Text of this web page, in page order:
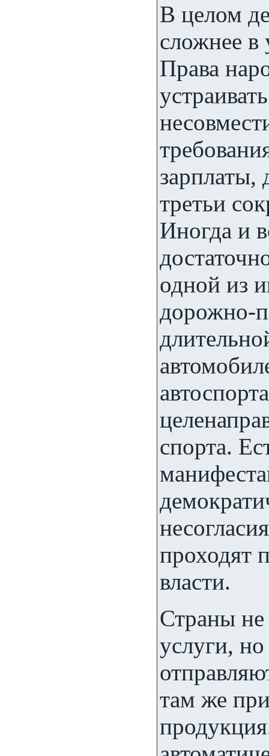
В целом
сложнее в
Права
зарплаты,
третьи
Иногда и
одной из
дорожно-
спорта.
проходят
власти.
Страны не
услуги,
там же